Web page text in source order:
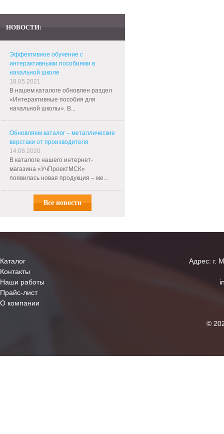
НОВОСТИ:
Эффективное обучение с
интерактивными пособиями в
начальной школе
18.05.2021
В нашем каталоге обновлен раздел
«Интерактивные пособия для
начальной школы». В...
Обновляем каталог – металлические
верстаки от производителя
14.08.2020
В каталоге нашего интернет-
магазина «УчПроектМСК»
появилась новая продукция – ме...
Все новости
Каталог
Контакты
Наши работы
Прайс-лист
О компании
Адрес: г.
©